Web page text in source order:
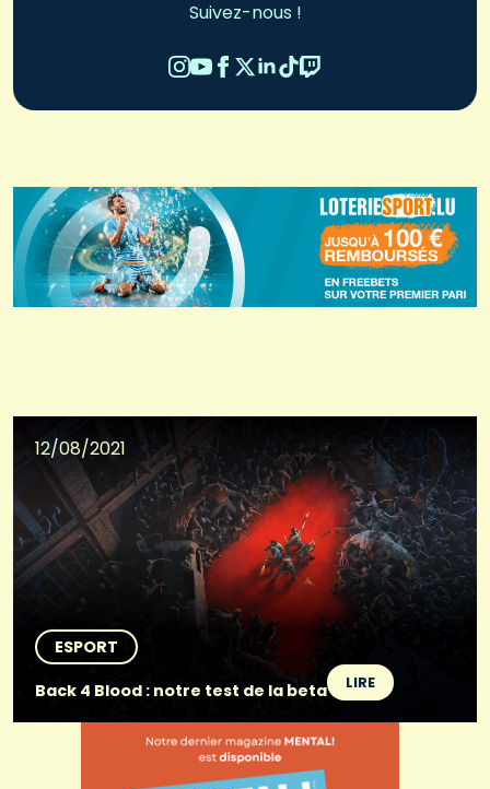
Suivez-nous !
12/08/2021
ESPORT
Back 4 Blood : notre test de la beta
LIRE